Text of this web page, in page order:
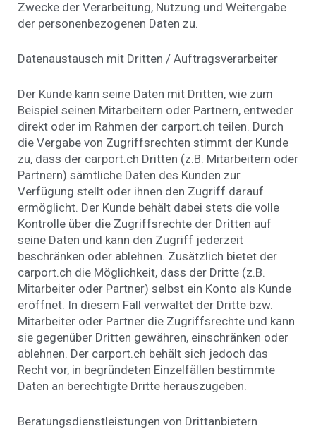
Zwecke der Verarbeitung, Nutzung und Weitergabe
der personenbezogenen Daten zu.
Datenaustausch mit Dritten / Auftragsverarbeiter
Der Kunde kann seine Daten mit Dritten, wie zum
Beispiel seinen Mitarbeitern oder Partnern, entweder
direkt oder im Rahmen der carport.ch teilen. Durch
die Vergabe von Zugriffsrechten stimmt der Kunde
zu, dass der carport.ch Dritten (z.B. Mitarbeitern oder
Partnern) sämtliche Daten des Kunden zur
Verfügung stellt oder ihnen den Zugriff darauf
ermöglicht. Der Kunde behält dabei stets die volle
Kontrolle über die Zugriffsrechte der Dritten auf
seine Daten und kann den Zugriff jederzeit
beschränken oder ablehnen. Zusätzlich bietet der
carport.ch die Möglichkeit, dass der Dritte (z.B.
Mitarbeiter oder Partner) selbst ein Konto als Kunde
eröffnet. In diesem Fall verwaltet der Dritte bzw.
Mitarbeiter oder Partner die Zugriffsrechte und kann
sie gegenüber Dritten gewähren, einschränken oder
ablehnen. Der carport.ch behält sich jedoch das
Recht vor, in begründeten Einzelfällen bestimmte
Daten an berechtigte Dritte herauszugeben.
Beratungsdienstleistungen von Drittanbietern